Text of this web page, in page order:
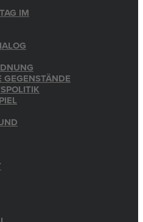
IM
GEGENSTÄNDE